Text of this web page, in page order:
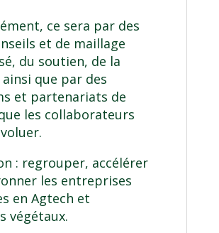
ce sera par des
et de maillage
du soutien, de la
que par des
et partenariats de
les collaborateurs
: regrouper, accélérer
les entreprises
en Agtech et
végétaux.